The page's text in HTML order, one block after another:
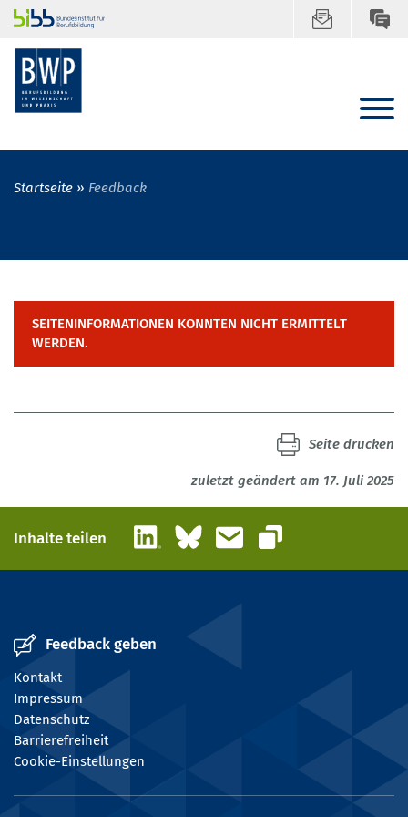
Startseite Feedback
SEITENINFORMATIONEN KONNTEN NICHT ERMITTELT
WERDEN.
zuletzt geändert am 17. Juli 2025
Seite drucken
Inhalte teilen LinkedInBlueskyE-Mail
Link kopieren
Feedback geben
Kontakt
Impressum
Datenschutz
Barrierefreiheit
Cookie-Einstellungen